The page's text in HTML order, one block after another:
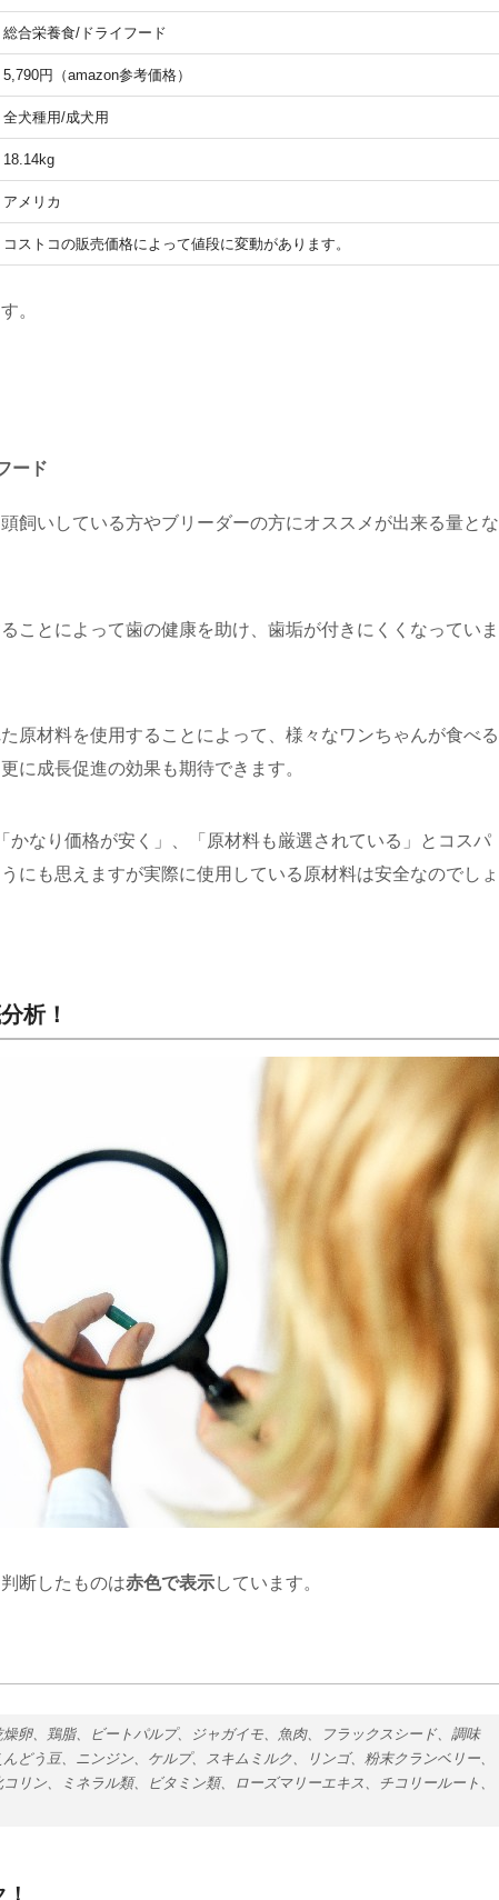
総合栄養食/ドライフード
5,790円（amazon参考価格）
全犬種用/成犬用
18.14kg
アメリカ
コストコの販売価格によって値段に変動があります。
。
ード
飼いしている方やブリーダーの方にオススメが出来る量とな
ことによって歯の健康を助け、歯垢が付きにくくなっていま
原材料を使用することによって、様々なワンちゃんが食べる
に成長促進の効果も期待できます。
かなり価格が安く」、「原材料も厳選されている」とコスパ
にも思えますが実際に使用している原材料は安全なのでしょ
析！
断したものは赤色で表示しています。
卵、鶏脂、ビートパルプ、ジャガイモ、魚肉、フラックスシード、調味
どう豆、ニンジン、ケルプ、スキムミルク、リンゴ、粉末クランベリー、
リン、ミネラル類、ビタミン類、ローズマリーエキス、チコリールート、